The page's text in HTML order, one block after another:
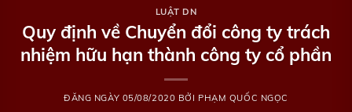
LUẬT DN
Quy định về Chuyển đổi công ty trách
nhiệm hữu hạn thành công ty cổ phần
ĐĂNG NGÀY 05/08/2020 BỞI PHẠM QUỐC NGỌC